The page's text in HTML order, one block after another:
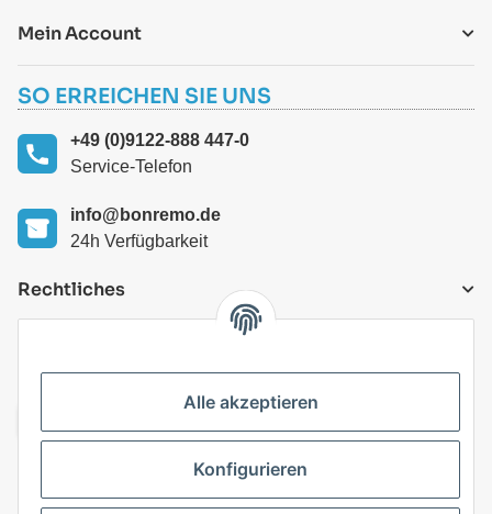
Mein Account
SO ERREICHEN SIE UNS
+49 (0)9122-888 447-0
Service-Telefon
info@bonremo.de
24h Verfügbarkeit
Rechtliches
Alle akzeptieren
Konfigurieren